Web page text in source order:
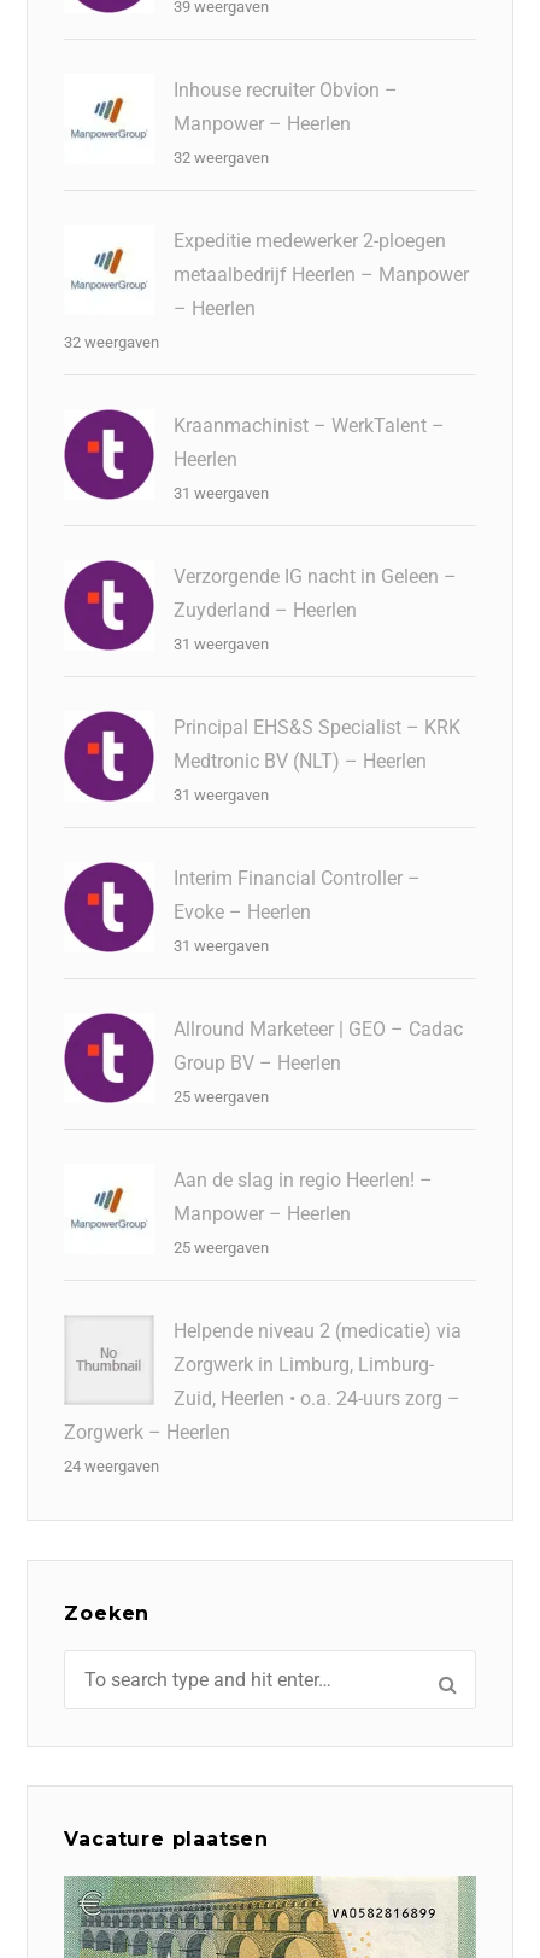
39 weergaven
Inhouse recruiter Obvion –
Manpower – Heerlen
32 weergaven
Expeditie medewerker 2-ploegen
metaalbedrijf Heerlen – Manpower
– Heerlen
32 weergaven
Kraanmachinist – WerkTalent –
Heerlen
31 weergaven
Verzorgende IG nacht in Geleen –
Zuyderland – Heerlen
31 weergaven
Principal EHS&S Specialist – KRK
Medtronic BV (NLT) – Heerlen
31 weergaven
Interim Financial Controller –
Evoke – Heerlen
31 weergaven
Allround Marketeer | GEO – Cadac
Group BV – Heerlen
25 weergaven
Aan de slag in regio Heerlen! –
Manpower – Heerlen
25 weergaven
Helpende niveau 2 (medicatie) via
Zorgwerk in Limburg, Limburg-
Zuid, Heerlen • o.a. 24-uurs zorg –
Zorgwerk – Heerlen
24 weergaven
Zoeken
Vacature plaatsen